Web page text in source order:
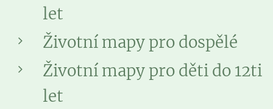
let
Životní mapy pro dospělé
Životní mapy pro děti do 12ti
let